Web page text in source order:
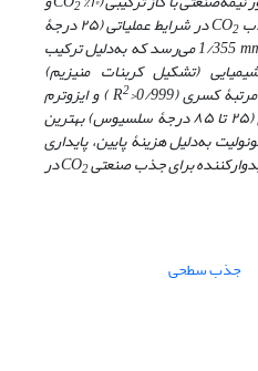
2
CO2 در شرایط عملیاتی (۲۵ درجۀ
رسد که بهدلیل ترکیب
(تشکیل کربنات منیزیم)
کسری (0/999 >
R2 ) و ایزوترم
) در دماهای (۲۵ تا ۸۵ درجۀ سلسیوس) بهترین
بهدلیل هزینۀ پایین، پایداری
برای جذب صنعتی CO2 در
جذب سطحی